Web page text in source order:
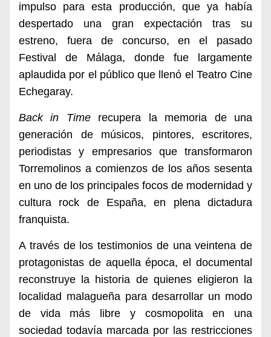
impulso para esta producción, que ya había
despertado una gran expectación tras su
estreno, fuera de concurso, en el pasado
Festival de Málaga, donde fue largamente
aplaudida por el público que llenó el Teatro Cine
Echegaray.
Back in Timerecupera la memoria de una
generación de músicos, pintores, escritores,
periodistas y empresarios que transformaron
Torremolinos a comienzos de los años sesenta
en uno de los principales focos de modernidad y
cultura rock de España, en plena dictadura
franquista.
A través de los testimonios de una veintena de
protagonistas de aquella época, el documental
reconstruye la historia de quienes eligieron la
localidad malagueña para desarrollar un modo
de vida más libre y cosmopolita en una
sociedad todavía marcada por las restricciones